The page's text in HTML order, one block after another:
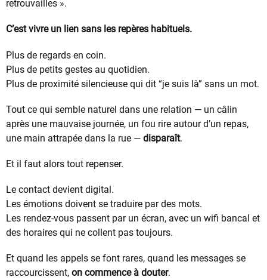
retrouvailles ».
C’est vivre un lien sans les repères habituels.
Plus de regards en coin.
Plus de petits gestes au quotidien.
Plus de proximité silencieuse qui dit “je suis là” sans un mot.
Tout ce qui semble naturel dans une relation — un câlin
après une mauvaise journée, un fou rire autour d’un repas,
une main attrapée dans la rue — disparaît.
Et il faut alors tout repenser.
Le contact devient digital.
Les émotions doivent se traduire par des mots.
Les rendez-vous passent par un écran, avec un wifi bancal et
des horaires qui ne collent pas toujours.
Et quand les appels se font rares, quand les messages se
raccourcissent, on commence à douter.